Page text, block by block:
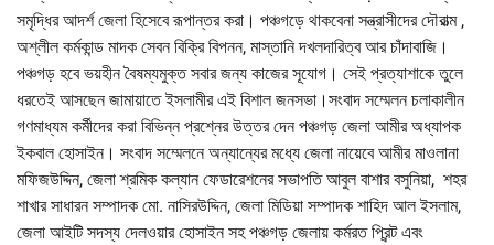
সমৃদ্ধির আদর্শ জেলা হিসেবে রূপান্তর করা। পঞ্চগড়ে থাকবেনা সন্ত্রাসীদের দৌরাত্ম ,
অশ্লীল কর্মকান্ড মাদক সেবন বিক্রি বিপনন, মাস্তানি দখলদারিত্ব আর চাঁদাবাজি।
পঞ্চগড় হবে ভয়হীন বৈষম্যমুক্ত সবার জন্য কাজের সূযোগ। সেই প্রত্যাশাকে তুলে
ধরতেই আসছেন জামায়াতে ইসলামীর এই বিশাল জনসভা।সংবাদ সম্মেলন চলাকালীন
গণমাধ্যম কর্মীদের করা বিভিন্ন প্রশ্নের উত্তর দেন পঞ্চগড় জেলা আমীর অধ্যাপক
ইকবাল হোসাইন। সংবাদ সম্মেলনে অন্যান্যের মধ্যে জেলা নায়েবে আমীর মাওলানা
মফিজউদ্দিন, জেলা শ্রমিক কল্যান ফেডারেশনের সভাপতি আবুল বাশার বসুনিয়া, শহর
শাখার সাধারন সম্পাদক মো. নাসিরউদ্দিন, জেলা মিডিয়া সম্পাদক শাহিদ আল ইসলাম,
জেলা আইটি সদস্য দেলওয়ার হোসাইন সহ পঞ্চগড় জেলায় কর্মরত প্রিন্ট এবং